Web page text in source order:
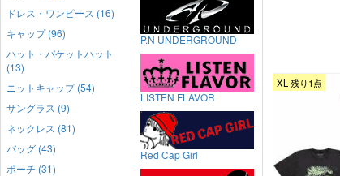
XL 残り1点
ドレス・ワンピース (16)
キャップ (96)
ハット・バケットハット
(13)
ニットキャップ (54)
サングラス (9)
ネックレス (81)
バッグ (43)
ポーチ (31)
P.N UNDERGROUND
LISTEN FLAVOR
Red Cap Girl